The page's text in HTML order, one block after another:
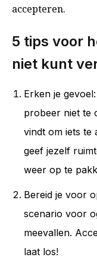
accepteren.
5 tips voor
niet kunt
Erken je
probeer niet te
vindt om iets te
geef jezelf
weer op te
Bereid je voor
scenario voor
meevallen.
laat los!